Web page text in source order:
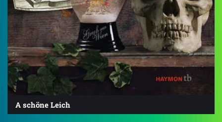
A schöne Leich